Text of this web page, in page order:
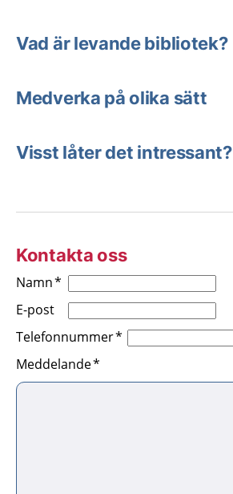
Vad är levande bibliotek?
Medverka på olika sätt
Visst låter det intressant?
Kontakta oss
Namn
E-post
Telefonnummer
Meddelande